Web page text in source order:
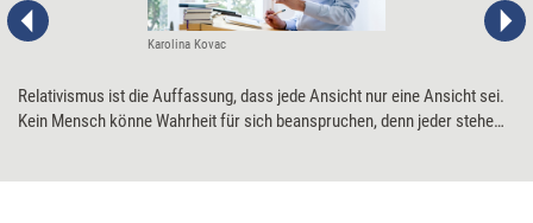
Karolina Kovac
​Relativismus ist die Auffassung, dass jede Ansicht nur eine Ansicht sei.
Kein Mensch könne Wahrheit für sich beanspruchen, denn jeder stehe